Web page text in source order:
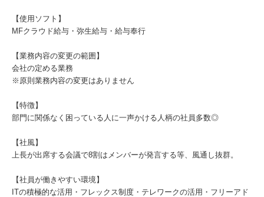
【使用ソフト】
MFクラウド給与・弥生給与・給与奉行
【業務内容の変更の範囲】
会社の定める業務
※原則業務内容の変更はありません
【特徴】
部門に関係なく困っている人に一声かける人柄の社員多数◎
【社風】
上長が出席する会議で8割はメンバーが発言する等、風通し抜群。
【社員が働きやすい環境】
ITの積極的な活用・フレックス制度・テレワークの活用・フリーアド